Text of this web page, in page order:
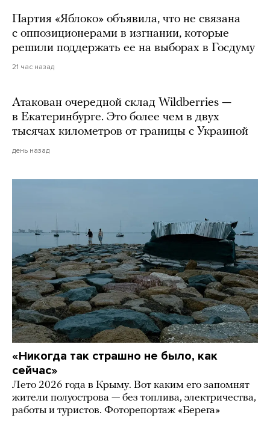
Партия «Яблоко» объявила, что не связана
с оппозиционерами в изгнании, которые
решили поддержать ее на выборах в Госдуму
21 час назад
Атакован очередной склад Wildberries —
в Екатеринбурге. Это более чем в двух
тысячах километров от границы с Украиной
день назад
«Никогда так страшно не было, как
сейчас»
Лето 2026 года в Крыму. Вот каким его запомнят
жители полуострова — без топлива, электричества,
работы и туристов. Фоторепортаж «Берега»